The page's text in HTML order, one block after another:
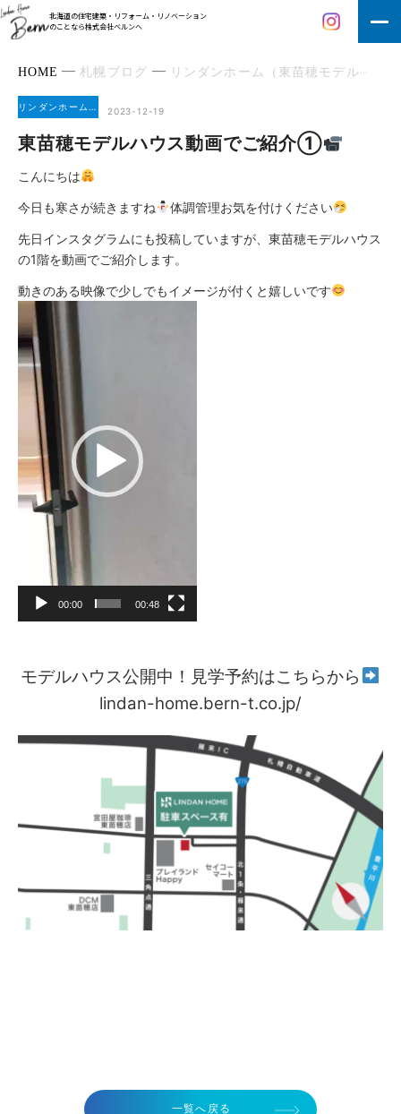
北海道の住宅建築・リフォーム・リノベーション
のことなら株式会社ベルンへ
HOME 札幌ブログ リンダンホーム（東苗穂モデル）3
リンダンホーム（東苗穂モデル）3 2023-12-19
東苗穂モデルハウス動画でご紹介①
こんにちは
今日も寒さが続きますね 体調管理お気を付けください
先日インスタグラムにも投稿していますが、東苗穂モデルハウス
の1階を動画でご紹介します。
動きのある映像で少しでもイメージが付くと嬉しいです
画
プ
レ
00:00 00:48
モデルハウス公開中！見学予約はこちらから
lindan-home.bern-t.co.jp/
一覧へ戻る